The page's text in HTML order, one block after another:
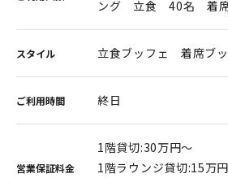
ング 立食 40名 着
スタイル 立食ブッフェ 着席ブ
ご利用時間 終日
営業保証料金
1階貸切:30万円～
1階ラウンジ貸切:15万